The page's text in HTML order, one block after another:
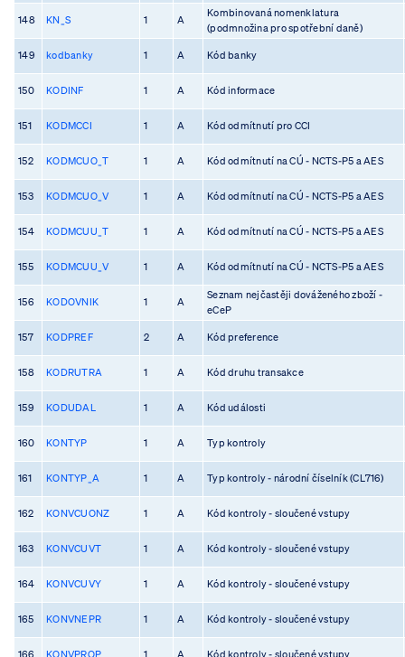
148 KN_S 1 A
Kombinovaná nomenklatura
(podmnožina pro spotřební daně)
149 kodbanky 1 A Kód banky
150 KODINF 1 A Kód informace
151 KODMCCI 1 A Kód odmítnutí pro CCI
152 KODMCUO_T 1 A Kód odmítnutí na CÚ - NCTS-P5 a AES
153 KODMCUO_V 1 A Kód odmítnutí na CÚ - NCTS-P5 a AES
154 KODMCUU_T 1 A Kód odmítnutí na CÚ - NCTS-P5 a AES
155 KODMCUU_V 1 A Kód odmítnutí na CÚ - NCTS-P5 a AES
156 KODOVNIK 1 A
Seznam nejčastěji dováženého zboží -
eCeP
157 KODPREF 2 A Kód preference
158 KODRUTRA 1 A Kód druhu transakce
159 KODUDAL 1 A Kód události
160 KONTYP 1 A Typ kontroly
161 KONTYP_A 1 A Typ kontroly - národní číselník (CL716)
162 KONVCUONZ 1 A Kód kontroly - sloučené vstupy
163 KONVCUVT 1 A Kód kontroly - sloučené vstupy
164 KONVCUVY 1 A Kód kontroly - sloučené vstupy
165 KONVNEPR 1 A Kód kontroly - sloučené vstupy
166 KONVPROP 1 A Kód kontroly - sloučené vstupy